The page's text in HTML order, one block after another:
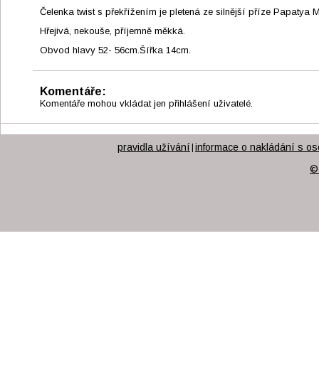
Čelenka twist s překřížením je pletená ze silnější příze Papatya
Hřejivá, nekouše, příjemně měkká.
Obvod hlavy 52- 56cm.Šířka 14cm.
Komentáře:
Komentáře mohou vkládat jen přihlášení uživatelé.
pravidla užívání informace o nakládání s
©